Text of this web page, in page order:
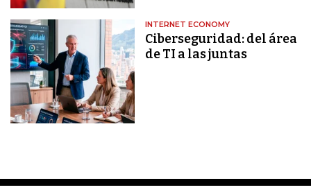
INTERNET ECONOMY
Ciberseguridad: del área
de TI a las juntas